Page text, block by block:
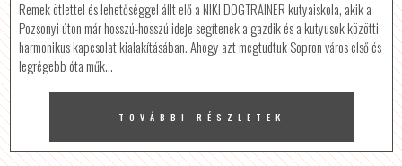
Remek ötlettel és lehetőséggel állt elő a NIKI DOGTRAINER kutyaiskola, akik a
Pozsonyi úton már hosszú-hosszú ideje segítenek a gazdik és a kutyusok közötti
harmonikus kapcsolat kialakításában. Ahogy azt megtudtuk Sopron város első és
legrégebb óta műk…
TOVÁBBI RÉSZLETEK